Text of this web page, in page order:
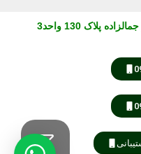
پلاک 130 واحد3